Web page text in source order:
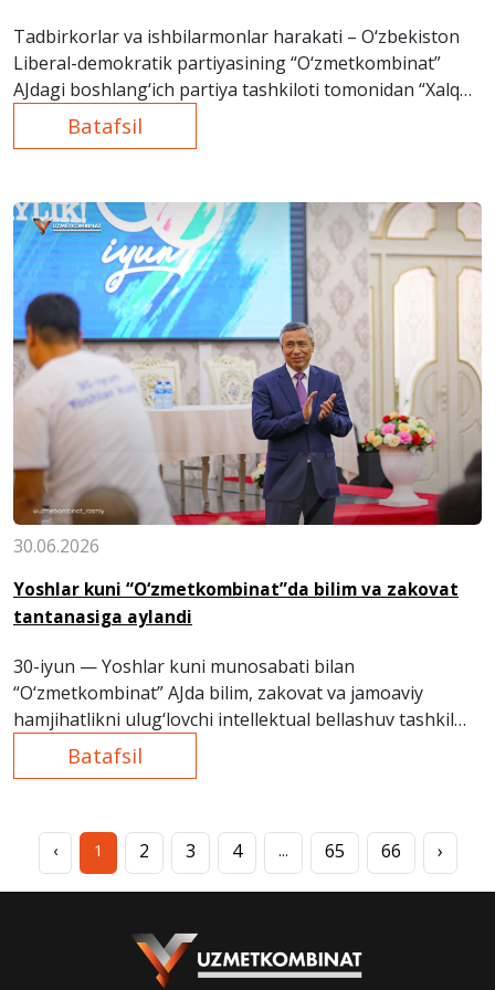
Tadbirkorlar va ishbilarmonlar harakati – O‘zbekiston
Liberal-demokratik partiyasining “O‘zmetkombinat”
AJdagi boshlang‘ich partiya tashkiloti tomonidan “Xalq
bilan birga” umummilliy dasturi doirasida sayyor qabul
tashkil etildi.
Batafsil
30.06.2026
Yoshlar kuni “O‘zmetkombinat”da bilim va zakovat
tantanasiga aylandi
30-iyun — Yoshlar kuni munosabati bilan
“O‘zmetkombinat” AJda bilim, zakovat va jamoaviy
hamjihatlikni ulug‘lovchi intellektual bellashuv tashkil
Batafsil
‹ 1 2 3 4 ... 65 66 ›